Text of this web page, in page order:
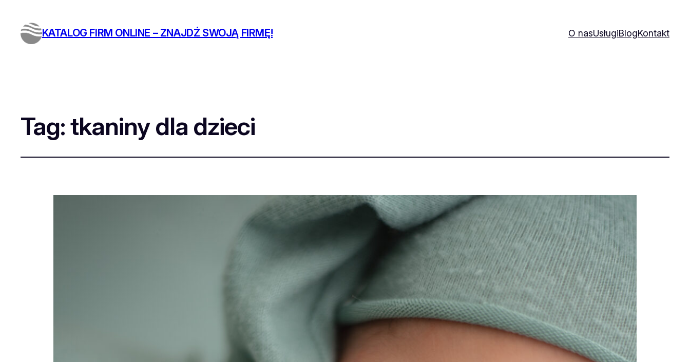
KATALOG FIRM ONLINE – ZNAJDŹ SWOJĄ FIRMĘ! O nasUsługiBlogKontakt
Tag:tkaniny dla dzieci